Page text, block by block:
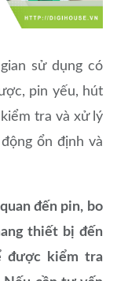
sử dụng có
pin yếu, hút
tra và xử lý
ổn định và
đến pin, bo
thiết bị đến
được kiểm tra